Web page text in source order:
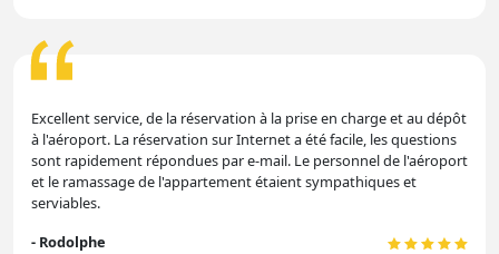
Excellent service, de la réservation à la prise en charge et au dépôt
à l'aéroport. La réservation sur Internet a été facile, les questions
sont rapidement répondues par e-mail. Le personnel de l'aéroport
et le ramassage de l'appartement étaient sympathiques et
serviables.
- Rodolphe